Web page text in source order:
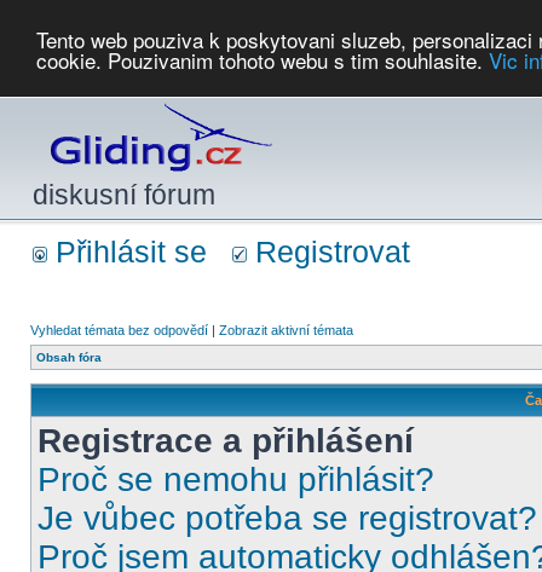
Tento web pouziva k poskytovani sluzeb,
cookie. Pouzivanim tohoto webu s tim souhlasite. Vic
diskusní fórum
Přihlásit se Registrovat
Vyhledat témata bez odpovědí | Zobrazit aktivní témata
Obsah fóra
Registrace a přihlášení
Proč se nemohu přihlásit?
Je vůbec potřeba se registrovat?
Proč jsem automaticky